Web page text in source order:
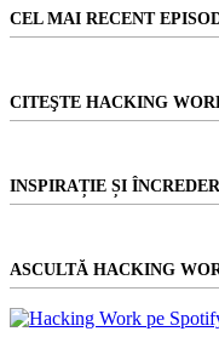
CEL MAI RECENT
CITEŞTE HACKING
INSPIRAȚIE ȘI
ASCULTĂ HACKING